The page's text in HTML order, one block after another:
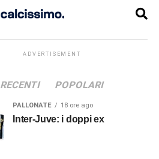
ADVERTISEMENT
RECENTI POPOLARI
PALLONATE 18 ore ago
Inter-Juve: i doppi ex